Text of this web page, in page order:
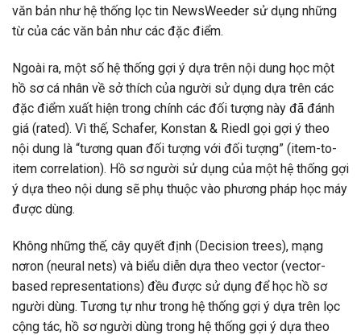
văn bản như hệ thống lọc tin NewsWeeder sử dụng những
từ của các văn bản như các đặc điểm.
Ngoài ra, một số hệ thống gợi ý dựa trên nội dung học một
hồ sơ cá nhân về sở thích của người sử dụng dựa trên các
đặc điểm xuất hiện trong chính các đối tượng này đã đánh
giá (rated). Vì thế, Schafer, Konstan & Riedl gọi gợi ý theo
nội dung là “tương quan đối tượng với đối tượng” (item-to-
item correlation). Hồ sơ người sử dụng của một hệ thống gợi
ý dựa theo nội dung sẽ phụ thuộc vào phương pháp học máy
được dùng.
Không những thế, cây quyết định (Decision trees), mạng
nơron (neural nets) và biểu diễn dựa theo vector (vector-
based representations) đều được sử dụng để học hồ sơ
người dùng. Tương tự như trong hệ thống gợi ý dựa trên lọc
cộng tác, hồ sơ người dùng trong hệ thống gợi ý dựa theo